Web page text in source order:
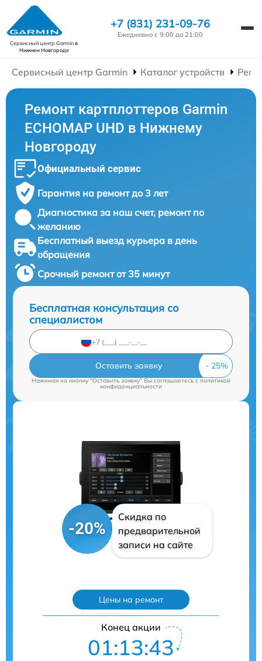
Сервисный центр Garminв
Нижнем Новгороде
+7 (831) 231-09-76
Ежедневно с 9:00 до 21:00
Сервисный центр Garmin Каталог устройств
Ремонт картплоттеров Garmin
ECHOMAP UHD в Нижнему
Новгороду
Официальный сервис
Гарантия на ремонт до 3 лет
Диагностика за наш счет, ремонт по
желанию
Бесплатный выезд курьера в день
обращения
Срочный ремонт от 35 минут
Бесплатная консультация со
специалистом
Оставить заявку
Нажимая на кнопку "Оставить заявку" Вы соглашаетесь cполитикой
конфиденциальности
-20%
Скидка по
предварительной
записи на сайте
Цены на ремонт
Конец акции
01:13:42